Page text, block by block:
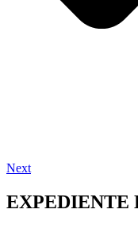
Next
EXPEDIENTE